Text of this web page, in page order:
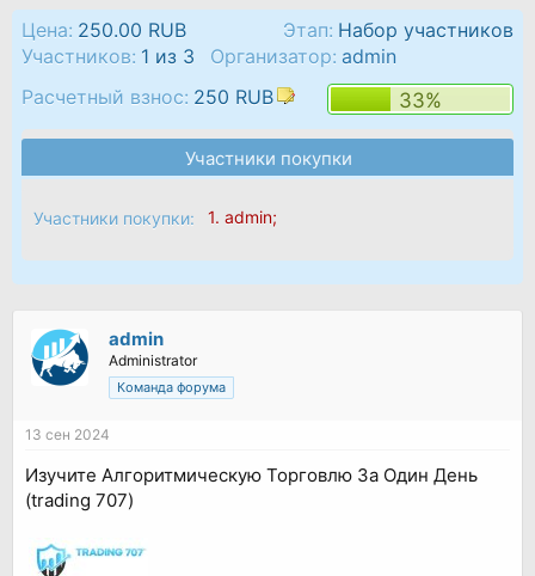
Этап: Набор участников
Цена: 250.00 RUB
Участников: 1 из 3 Организатор: admin
33%
Расчетный взнос: 250 RUB
Участники покупки
Участники покупки: 1. admin;
admin
Administrator
Команда форума
13 сен 2024
Изучите Алгоритмическую Торговлю За Один День
(trading 707)